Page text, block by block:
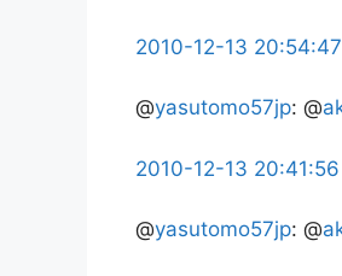
2010-12-13 20:54:47
@yasutomo57jp: @
2010-12-13 20:41:56
@yasutomo57jp: @